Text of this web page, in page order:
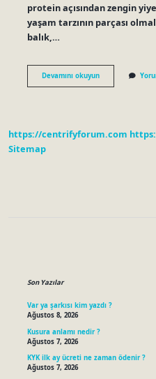
protein açısından zengin
yaşam tarzının parçası
balık,…
Devamını okuyunKasları
Ne
https://centrifyforum.com
Sitemap
Son Yazılar
Var ya şarkısı kim yazdı ?
Ağustos 8, 2026
Kusura anlamı nedir ?
Ağustos 7, 2026
KYK ilk ay ücreti ne zaman ödenir ?
Ağustos 7, 2026